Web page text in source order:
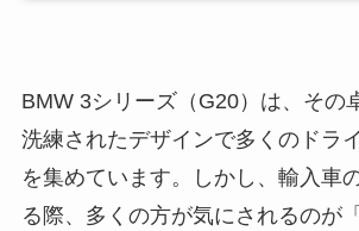
BMW 3シリーズ（G20）は、その
洗練されたデザインで多くのドラ
を集めています。しかし、輸入車
る際、多くの方が気にされるのが